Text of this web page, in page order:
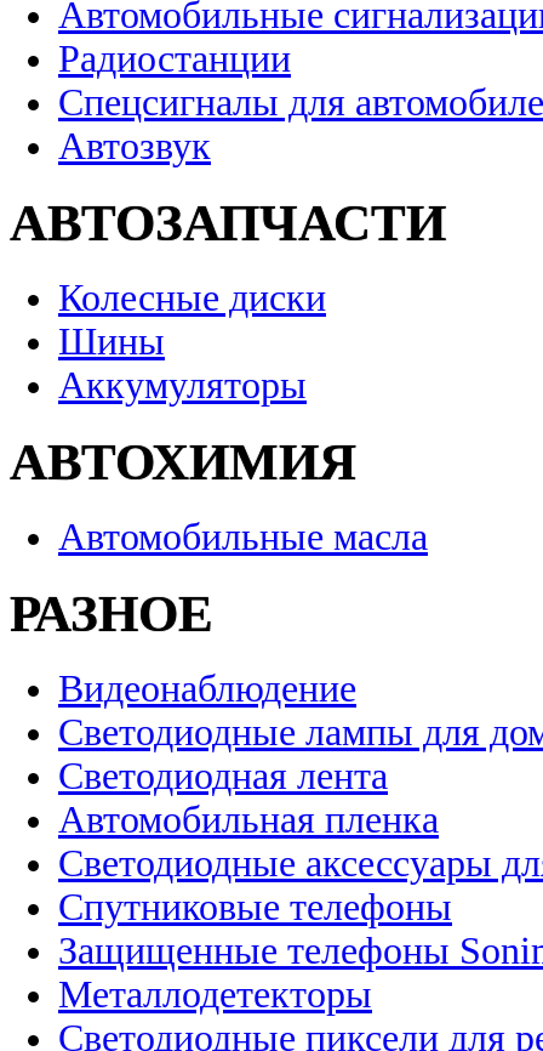
Автомобильные
Радиостанции
Спецсигналы для
Автозвук
АВТОЗАПЧАСТИ
Колесные диски
Шины
Аккумуляторы
АВТОХИМИЯ
Автомобильные масла
РАЗНОЕ
Видеонаблюдение
Светодиодные лампы для
Светодиодная лента
Автомобильная пленка
Светодиодные аксессуары
Спутниковые телефоны
Защищенные телефоны
Металлодетекторы
Светодиодные пиксели для